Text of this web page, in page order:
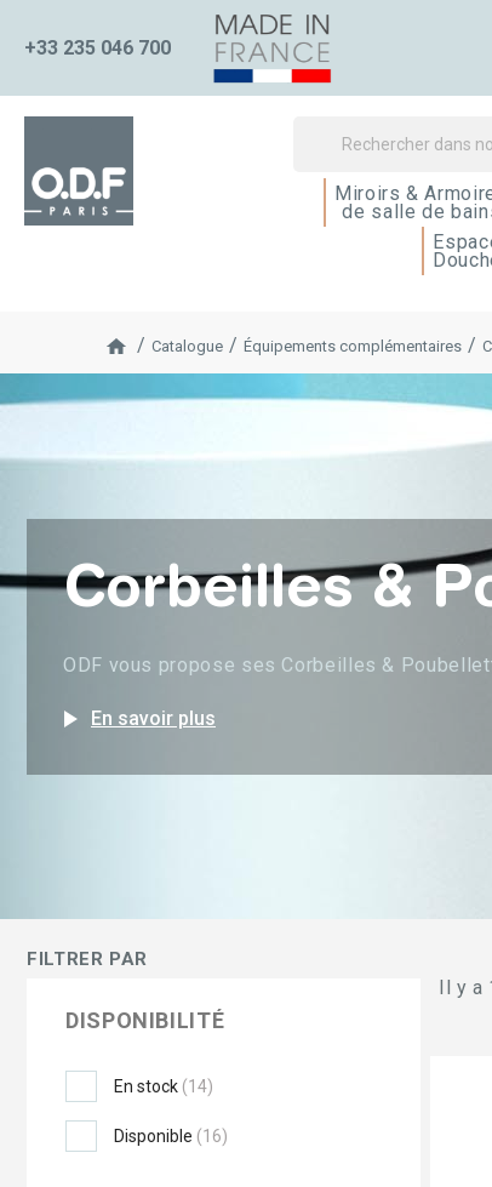
+33 235 046 700
Miroirs &
de salle de
Catalogue Équipements complémentaires
Corbeilles &
ODF vous propose ses Corbeilles &
play_arrow En savoir plus
FILTRER PAR
DISPONIBILITÉ
En stock (14)
Disponible (16)
Il y a